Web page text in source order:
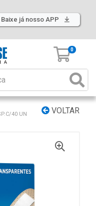
Baixe já nosso APP
0
VOLTAR
40 UN